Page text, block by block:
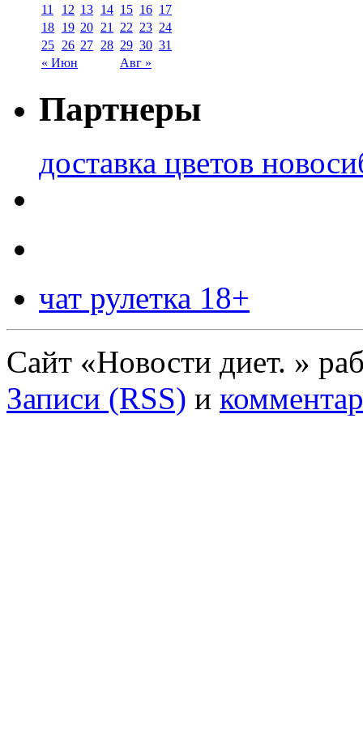
« Июн Авг »
11
12 13 14 15 16 17
18 19 20 21 22 23 24
25 26 27 28 29 30 31
Партнеры
доставка цветов
чат рулетка 18+
Сайт «Новости диет. »
Записи (RSS) и